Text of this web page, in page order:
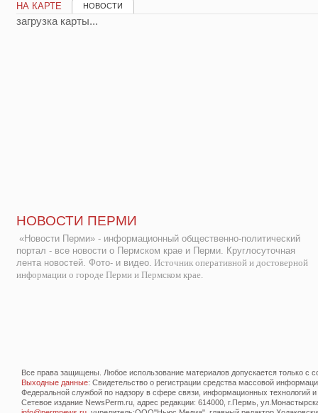
НА КАРТЕ НОВОСТИ
загрузка карты...
НОВОСТИ ПЕРМИ
«Новости Перми» - информационный общественно-политический
портал - все новости о Пермском крае и Перми. Круглосуточная
лента новостей. Фото- и видео. Источник оперативной и достоверной
информации о городе Перми и Пермском крае.
Все права защищены. Любое использование материалов допускается только с
Выходные данные: Свидетельство о регистрации средства массовой
Федеральной службой по надзору в сфере связи, информационных технологий
Сетевое издание NewsPerm.ru, адрес редакции: 614000, г.Пермь,